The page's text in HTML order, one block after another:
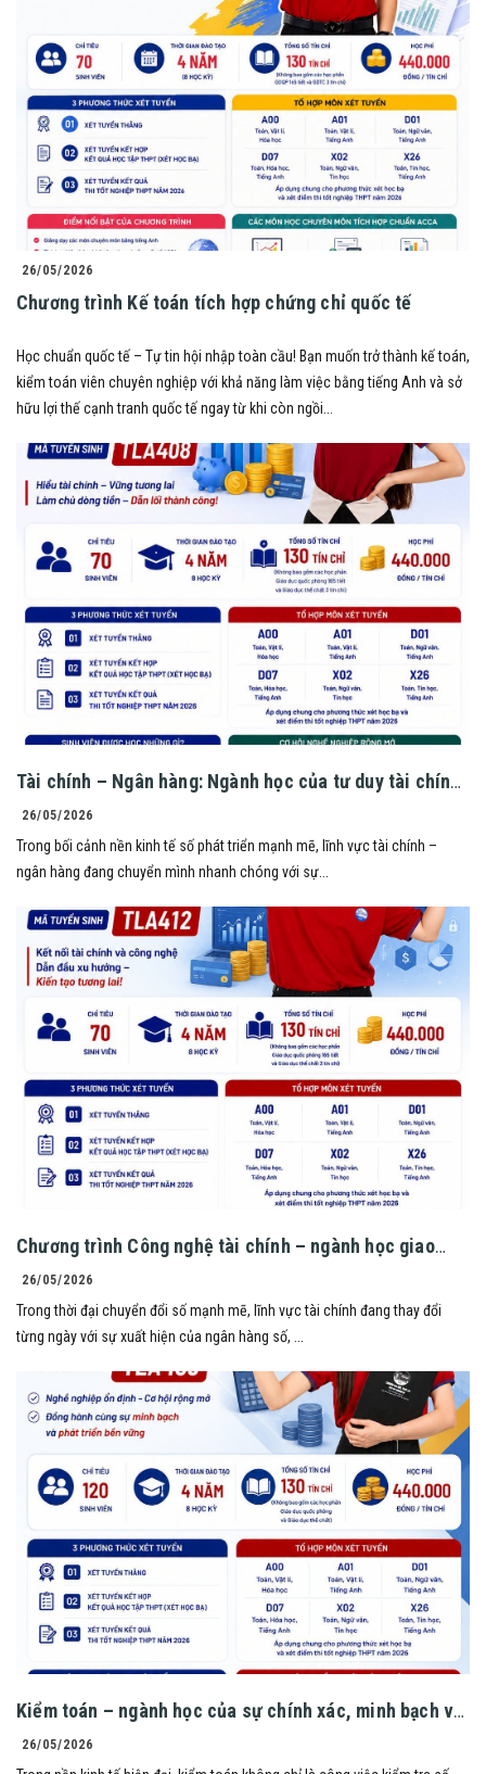
26/05/2026
Chương trình Kế toán tích hợp chứng chỉ quốc tế
Học chuẩn quốc tế – Tự tin hội nhập toàn cầu! Bạn muốn trở thành kế toán,
kiểm toán viên chuyên nghiệp với khả năng làm việc bằng tiếng Anh và sở
hữu lợi thế cạnh tranh quốc tế ngay từ khi còn ngồi...
Tài chính – Ngân hàng: Ngành học của tư duy tài chính
và cơ hội toàn cầu!
26/05/2026
Trong bối cảnh nền kinh tế số phát triển mạnh mẽ, lĩnh vực tài chính –
ngân hàng đang chuyển mình nhanh chóng với sự...
Chương trình Công nghệ tài chính – ngành học giao
thoa giữa tài chính và công nghệ hiện đại!
26/05/2026
Trong thời đại chuyển đổi số mạnh mẽ, lĩnh vực tài chính đang thay đổi
từng ngày với sự xuất hiện của ngân hàng số, ...
Kiểm toán – ngành học của sự chính xác, minh bạch và
bản lĩnh nghề nghiệp!
26/05/2026